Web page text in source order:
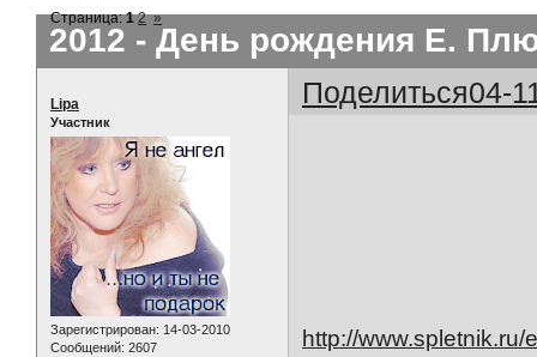
2012 - День рождения Е.
Страница:1 2 »
Поделиться04-
Lipa
Участник
Зарегистрирован: 14-03-2010
Сообщений: 2607
http://